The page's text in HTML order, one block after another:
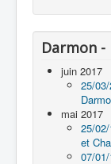
Darmon -
juin 2017
25/
mai 2017
25/
et
07/